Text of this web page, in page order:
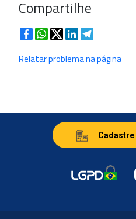
Compartilhe
FacebookWhatsApp
TwitterLinkedIn
Relatar problema na página
Cadastre